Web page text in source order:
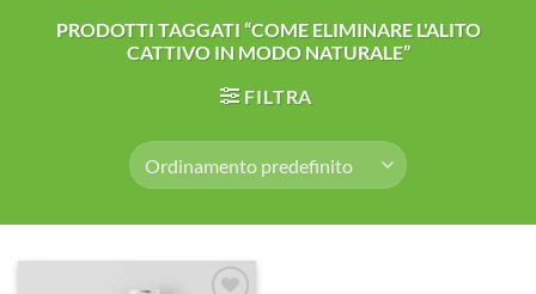
PRODOTTI TAGGATI “COME ELIMINARE L'ALITO
CATTIVO IN MODO NATURALE”
FILTRA